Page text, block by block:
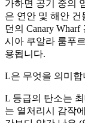
가하면 공기 중의
은 연안 및 해안 건
던의 Canary
시아 쿠알라 룸푸
용됩니다.
L은 무엇을 의미합
L 등급의 탄소는
는 열처리시 감작